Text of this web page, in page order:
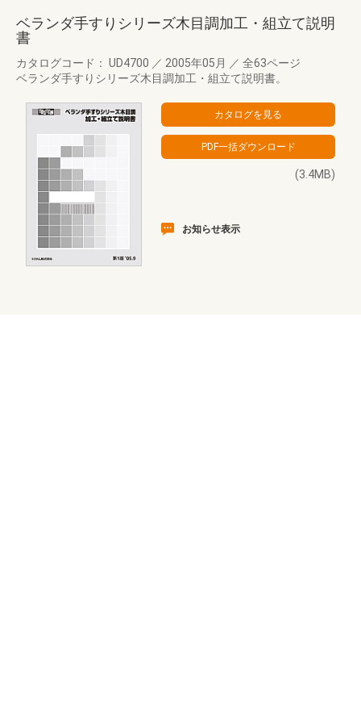
ベランダ手すりシリーズ木目調加工・組立て説明
書
カタログコード： UD4700 ／ 2005年05月 ／ 全63ページ
ベランダ手すりシリーズ木目調加工・組立て説明書。
(3.4MB)
お知らせ表示